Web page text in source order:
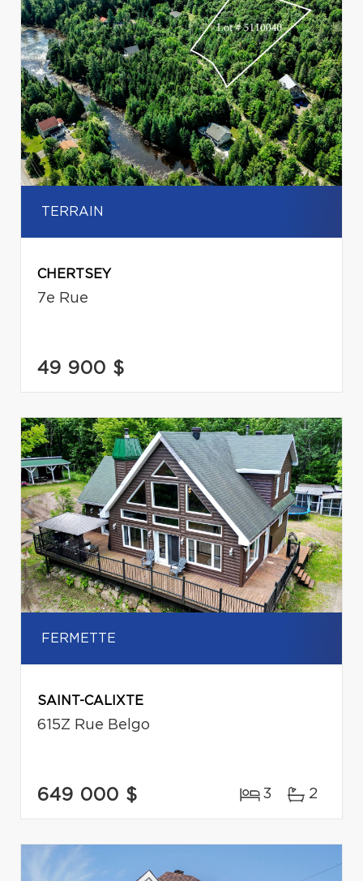
TERRAIN
CHERTSEY
7e Rue
49 900 $
FERMETTE
SAINT-CALIXTE
615Z Rue Belgo
649 000 $ 3 2